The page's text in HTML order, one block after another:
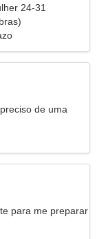
24-31
de uma
para me preparar